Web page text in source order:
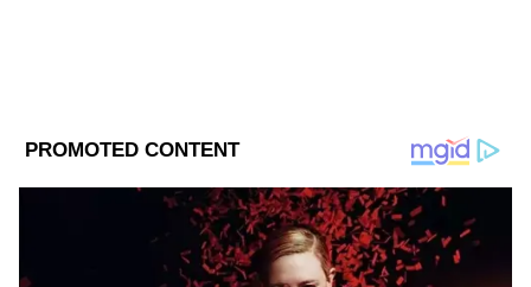
Indian Railway